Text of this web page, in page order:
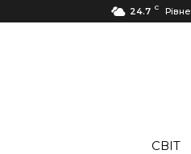
24.7 C Рівне
CВІТ